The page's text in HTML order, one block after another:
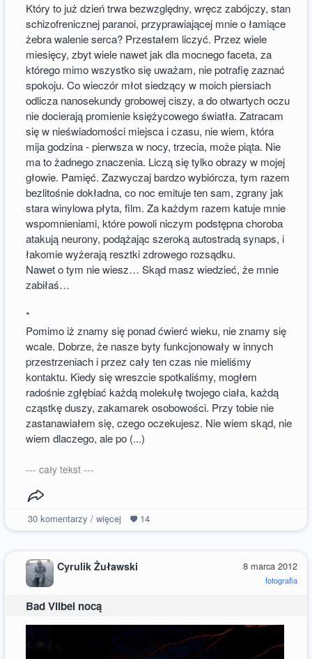
Który to już dzień trwa bezwzględny, wręcz zabójczy, stan
schizofrenicznej paranoi, przyprawiającej mnie o łamiące
żebra walenie serca? Przestałem liczyć. Przez wiele
miesięcy, zbyt wiele nawet jak dla mocnego faceta, za
którego mimo wszystko się uważam, nie potrafię zaznać
spokoju. Co wieczór młot siedzący w moich piersiach
odlicza nanosekundy grobowej ciszy, a do otwartych oczu
nie docierają promienie księżycowego światła. Zatracam
się w nieświadomości miejsca i czasu, nie wiem, która
mija godzina - pierwsza w nocy, trzecia, może piąta. Nie
ma to żadnego znaczenia. Liczą się tylko obrazy w mojej
głowie. Pamięć. Zazwyczaj bardzo wybiórcza, tym razem
bezlitośnie dokładna, co noc emituje ten sam, zgrany jak
stara winylowa płyta, film. Za każdym razem katuje mnie
wspomnieniami, które powoli niczym podstępna choroba
atakują neurony, podążając szeroką autostradą synaps, i
łakomie wyżerają resztki zdrowego rozsądku.
Nawet o tym nie wiesz… Skąd masz wiedzieć, że mnie
zabiłaś…
*
Pomimo iż znamy się ponad ćwierć wieku, nie znamy się
wcale. Dobrze, że nasze byty funkcjonowały w innych
przestrzeniach i przez cały ten czas nie mieliśmy
kontaktu. Kiedy się wreszcie spotkaliśmy, mogłem
radośnie zgłębiać każdą molekułę twojego ciała, każdą
cząstkę duszy, zakamarek osobowości. Przy tobie nie
zastanawiałem się, czego oczekujesz. Nie wiem skąd, nie
wiem dlaczego, ale po (...)
--- cały tekst ---
30komentarzy / więcej 14
8 marca 2012
fotografia
Cyrulik Żuławski
Bad Vilbel nocą